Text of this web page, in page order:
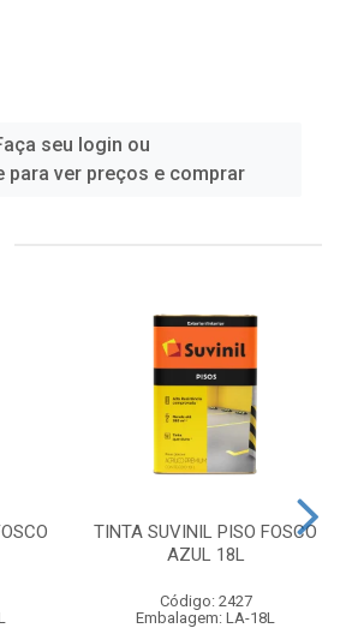
seu login ou
para ver preços e comprar
TINTA SUVINIL PISO FOSCO
AZUL 18L
Código: 2427
Embalagem: LA-18L